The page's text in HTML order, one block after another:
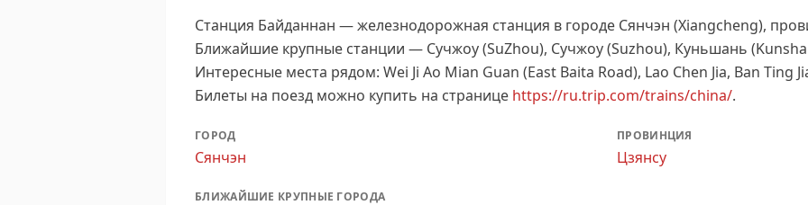
Станция Байданнан — железнодорожная станция в городе Сянчэн (Xiangcheng),
Ближайшие крупные станции — Сучжоу (SuZhou), Сучжоу (Suzhou), Куньшань
Интересные места рядом: Wei Ji Ao Mian Guan (East Baita Road), Lao Chen Jia, Ban Ting
Билеты на поезд можно купить на странице https://ru.trip.com/trains/china/.
ГОРОД
Сянчэн
ПРОВИНЦИЯ
Цзянсу
БЛИЖАЙШИЕ КРУПНЫЕ ГОРОДА